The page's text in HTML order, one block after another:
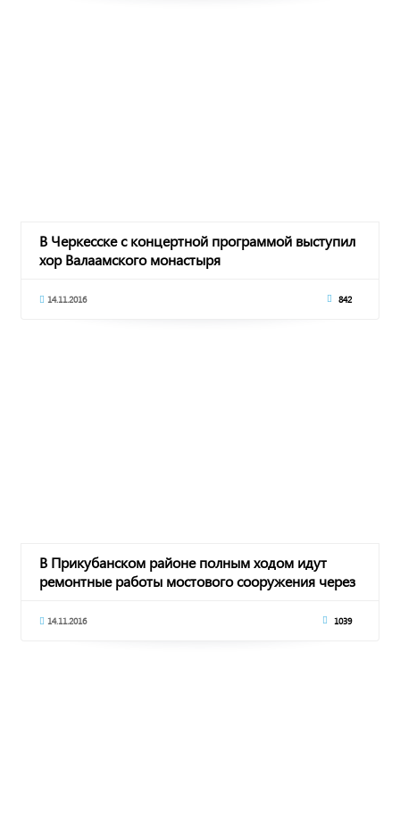
В Черкесске с концертной программой выступил
хор Валаамского монастыря
14.11.2016 842
В Прикубанском районе полным ходом идут
ремонтные работы мостового сооружения через
14.11.2016 1039